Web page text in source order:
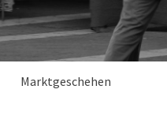
Marktgeschehen